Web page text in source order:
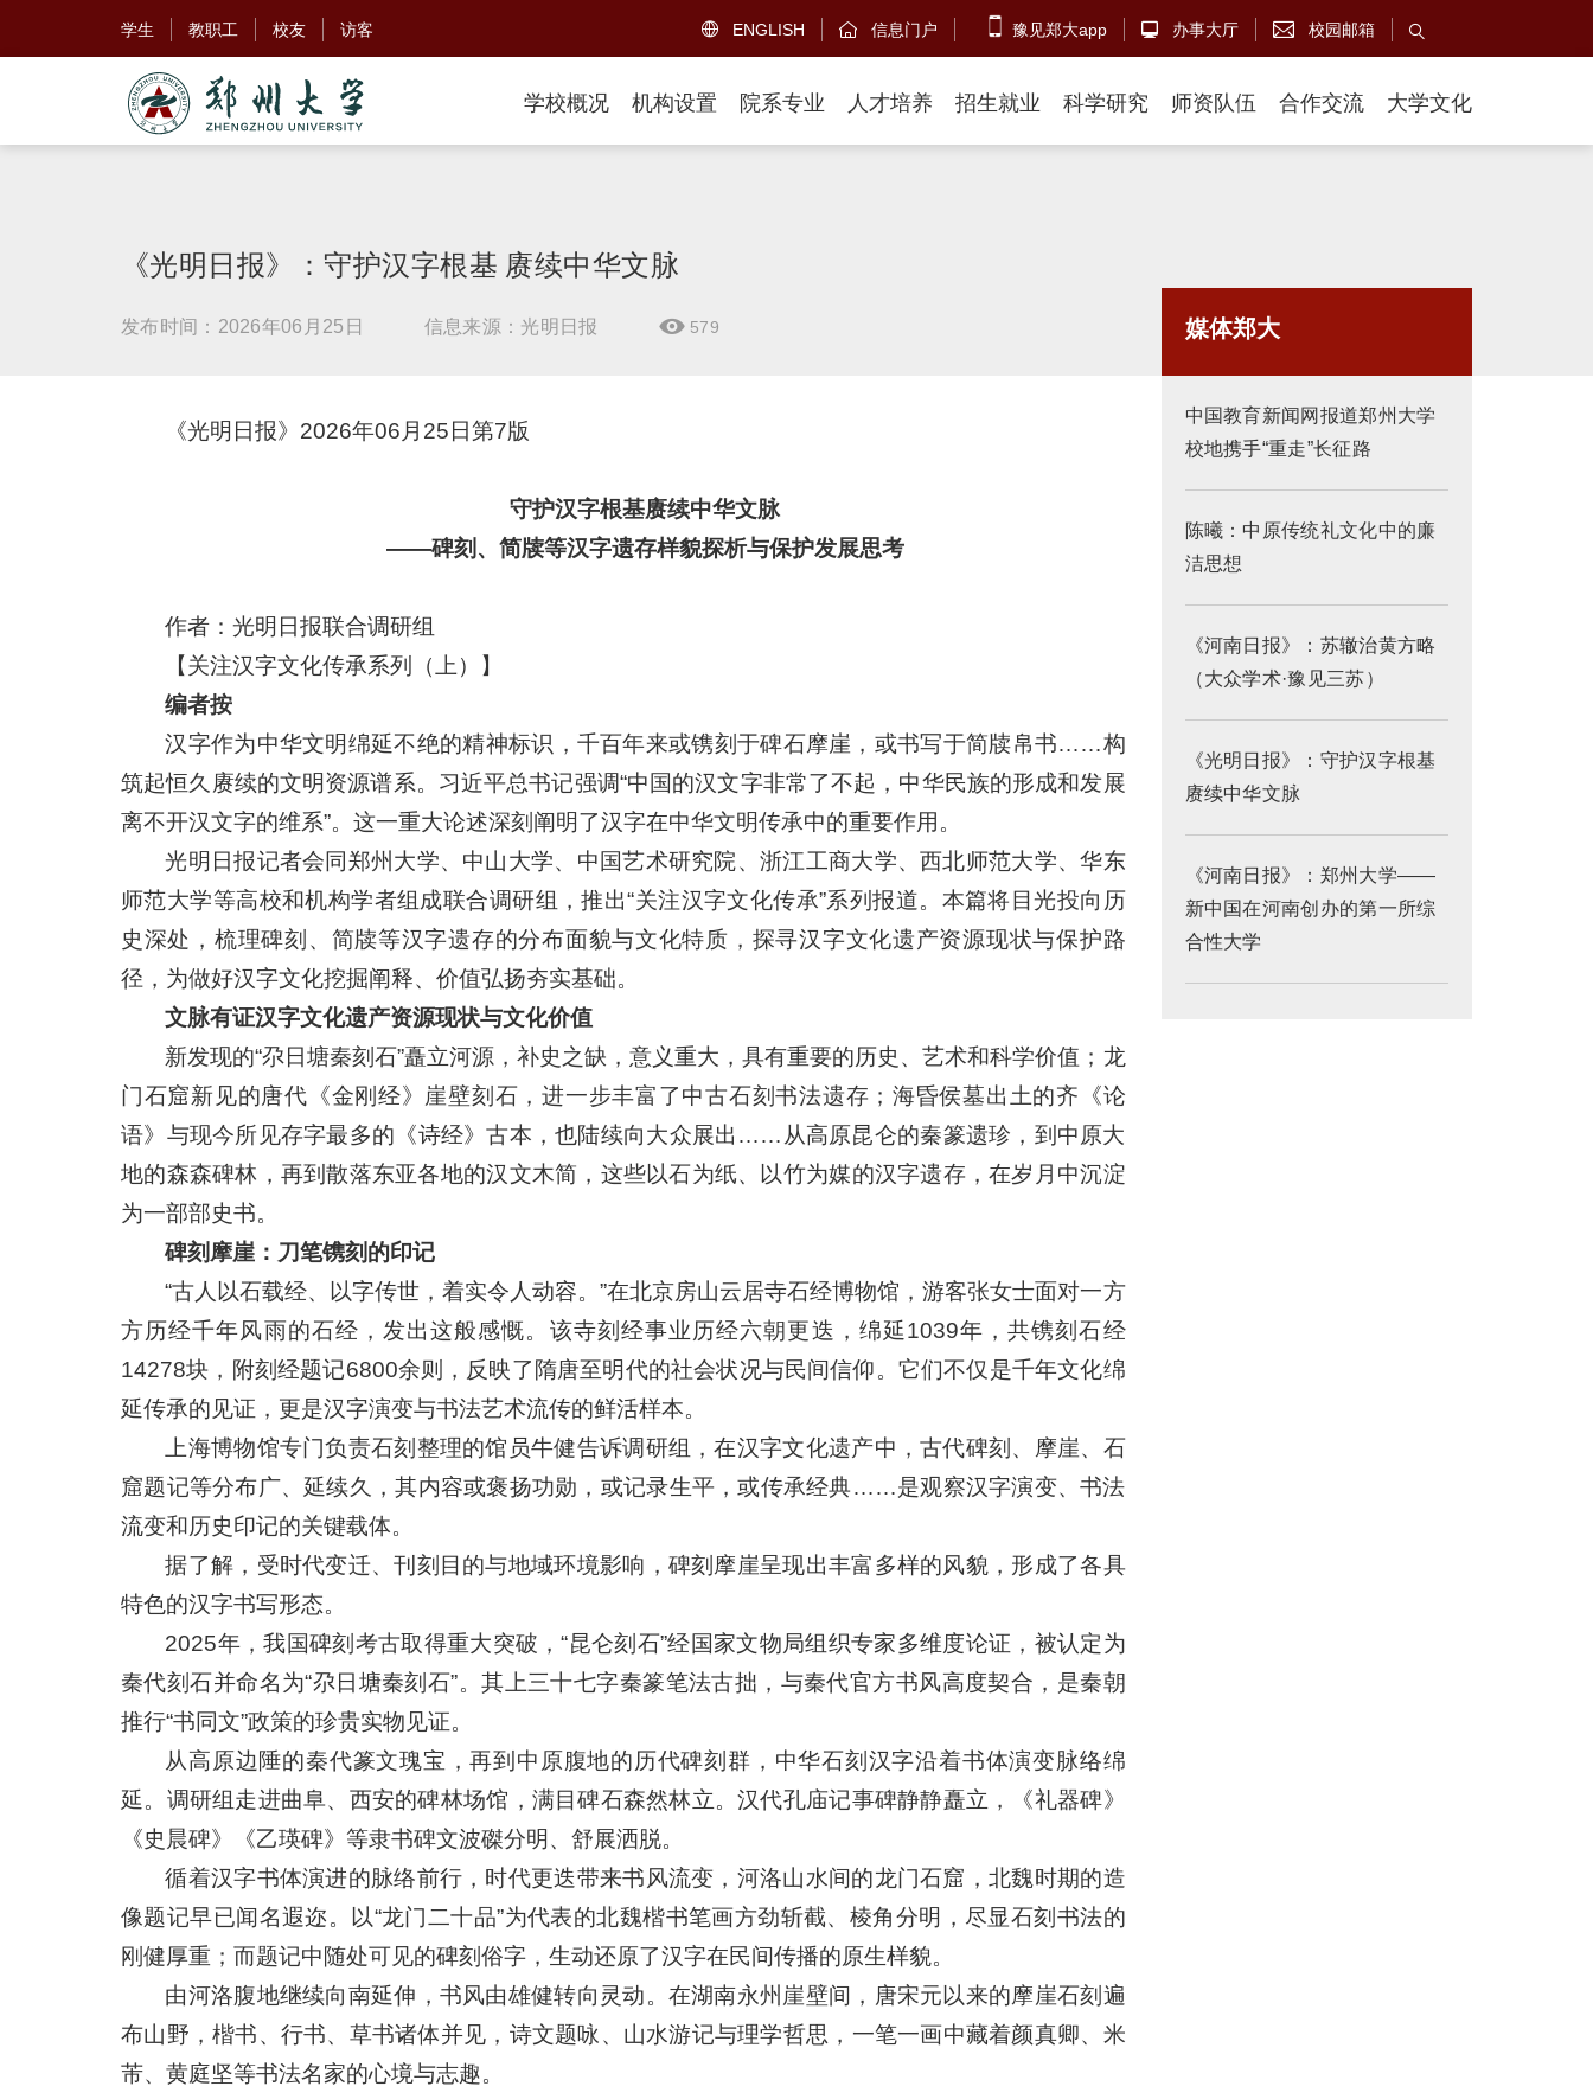
学生 教职工 校友 访客  ENGLISH  信息门户 豫见郑大app  办事大厅  校园邮箱 
学校概况 机构设置 院系专业 人才培养 招生就业 科学研究 师资队伍 合作交流 大学文化
《光明日报》：守护汉字根基 赓续中华文脉
发布时间：2026年06月25日 信息来源：光明日报  579
《光明日报》2026年06月25日第7版
守护汉字根基赓续中华文脉
——碑刻、简牍等汉字遗存样貌探析与保护发展思考
作者：光明日报联合调研组
【关注汉字文化传承系列（上）】
编者按
汉字作为中华文明绵延不绝的精神标识，千百年来或镌刻于碑石摩崖，或书写于简牍帛书……构
筑起恒久赓续的文明资源谱系。习近平总书记强调“中国的汉文字非常了不起，中华民族的形成和发展
离不开汉文字的维系”。这一重大论述深刻阐明了汉字在中华文明传承中的重要作用。
光明日报记者会同郑州大学、中山大学、中国艺术研究院、浙江工商大学、西北师范大学、华东
师范大学等高校和机构学者组成联合调研组，推出“关注汉字文化传承”系列报道。本篇将目光投向历
史深处，梳理碑刻、简牍等汉字遗存的分布面貌与文化特质，探寻汉字文化遗产资源现状与保护路
径，为做好汉字文化挖掘阐释、价值弘扬夯实基础。
文脉有证汉字文化遗产资源现状与文化价值
新发现的“尕日塘秦刻石”矗立河源，补史之缺，意义重大，具有重要的历史、艺术和科学价值；龙
门石窟新见的唐代《金刚经》崖壁刻石，进一步丰富了中古石刻书法遗存；海昏侯墓出土的齐《论
语》与现今所见存字最多的《诗经》古本，也陆续向大众展出……从高原昆仑的秦篆遗珍，到中原大
地的森森碑林，再到散落东亚各地的汉文木简，这些以石为纸、以竹为媒的汉字遗存，在岁月中沉淀
为一部部史书。
碑刻摩崖：刀笔镌刻的印记
“古人以石载经、以字传世，着实令人动容。”在北京房山云居寺石经博物馆，游客张女士面对一方
方历经千年风雨的石经，发出这般感慨。该寺刻经事业历经六朝更迭，绵延1039年，共镌刻石经
14278块，附刻经题记6800余则，反映了隋唐至明代的社会状况与民间信仰。它们不仅是千年文化绵
延传承的见证，更是汉字演变与书法艺术流传的鲜活样本。
上海博物馆专门负责石刻整理的馆员牛健告诉调研组，在汉字文化遗产中，古代碑刻、摩崖、石
窟题记等分布广、延续久，其内容或褒扬功勋，或记录生平，或传承经典……是观察汉字演变、书法
流变和历史印记的关键载体。
据了解，受时代变迁、刊刻目的与地域环境影响，碑刻摩崖呈现出丰富多样的风貌，形成了各具
特色的汉字书写形态。
2025年，我国碑刻考古取得重大突破，“昆仑刻石”经国家文物局组织专家多维度论证，被认定为
秦代刻石并命名为“尕日塘秦刻石”。其上三十七字秦篆笔法古拙，与秦代官方书风高度契合，是秦朝
推行“书同文”政策的珍贵实物见证。
从高原边陲的秦代篆文瑰宝，再到中原腹地的历代碑刻群，中华石刻汉字沿着书体演变脉络绵
延。调研组走进曲阜、西安的碑林场馆，满目碑石森然林立。汉代孔庙记事碑静静矗立，《礼器碑》
《史晨碑》《乙瑛碑》等隶书碑文波磔分明、舒展洒脱。
循着汉字书体演进的脉络前行，时代更迭带来书风流变，河洛山水间的龙门石窟，北魏时期的造
像题记早已闻名遐迩。以“龙门二十品”为代表的北魏楷书笔画方劲斩截、棱角分明，尽显石刻书法的
刚健厚重；而题记中随处可见的碑刻俗字，生动还原了汉字在民间传播的原生样貌。
由河洛腹地继续向南延伸，书风由雄健转向灵动。在湖南永州崖壁间，唐宋元以来的摩崖石刻遍
布山野，楷书、行书、草书诸体并见，诗文题咏、山水游记与理学哲思，一笔一画中藏着颜真卿、米
芾、黄庭坚等书法名家的心境与志趣。
媒体郑大
中国教育新闻网报道郑州大学
校地携手“重走”长征路
陈曦：中原传统礼文化中的廉
洁思想
《河南日报》：苏辙治黄方略
（大众学术·豫见三苏）
《光明日报》：守护汉字根基
赓续中华文脉
《河南日报》：郑州大学——
新中国在河南创办的第一所综
合性大学